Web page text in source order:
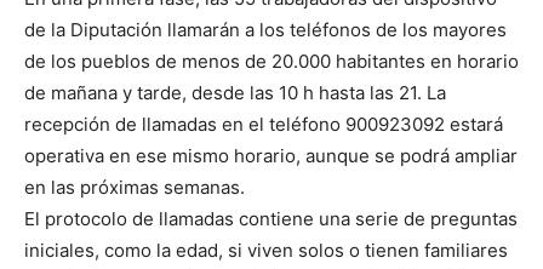
de la Diputación llamarán a los teléfonos de los mayores
de los pueblos de menos de 20.000 habitantes en horario
de mañana y tarde, desde las 10 h hasta las 21. La
recepción de llamadas en el teléfono 900923092 estará
operativa en ese mismo horario, aunque se podrá ampliar
en las próximas semanas.
El protocolo de llamadas contiene una serie de preguntas
iniciales, como la edad, si viven solos o tienen familiares